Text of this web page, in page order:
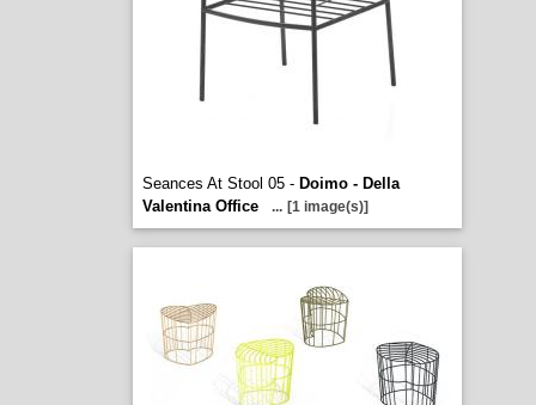
Seances At Stool 05 - Doimo - Della
Valentina Office
... [1 image(s)]